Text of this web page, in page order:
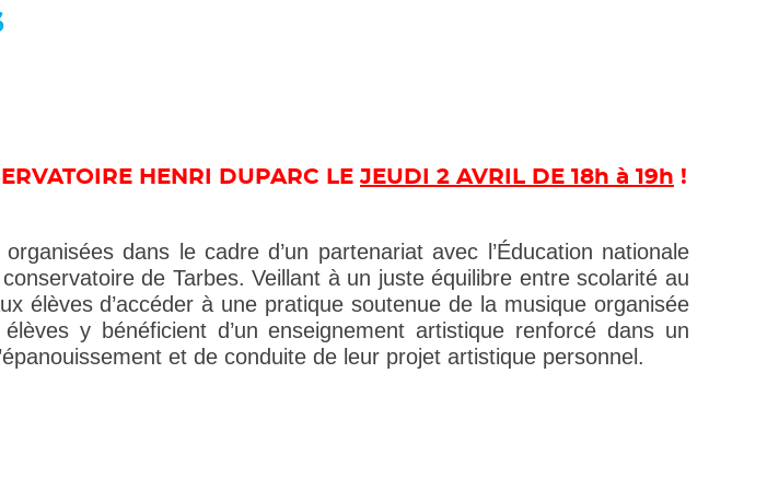
HENRI DUPARC LEJEUDI 2 AVRIL DE 18h à 19h !
dans le cadre d’un partenariat avec l’Éducation nationale
de Tarbes. Veillant à un juste équilibre entre scolarité au
élèves d’accéder à une pratique soutenue de la musique organisée
y bénéficient d’un enseignement artistique renforcé dans un
et de conduite de leur projet artistique personnel.